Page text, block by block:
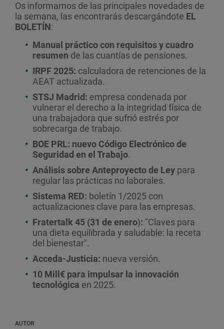
Os informamos de las principales novedades de
la semana, las encontrarás descargándote EL
BOLETÍN:
Manual práctico con requisitos y cuadro
resumen de las cuantías de pensiones.
IRPF 2025: calculadora de retenciones de la
AEAT actualizada.
STSJ Madrid: empresa condenada por
vulnerar el derecho a la integridad física de
una trabajadora que sufrió estrés por
sobrecarga de trabajo.
BOE PRL: nuevo Código Electrónico de
Seguridad en el Trabajo.
Análisis sobre Anteproyecto de Ley para
regular las prácticas no laborales.
Sistema RED: boletín 1/2025 con
actualizaciones clave para las empresas.
Fratertalk 45 (31 de enero): "Claves para
una dieta equilibrada y saludable: la receta
del bienestar".
Acceda-Justicia: nueva versión.
10 Mill€ para impulsar la innovación
tecnológica en 2025.
AUTOR